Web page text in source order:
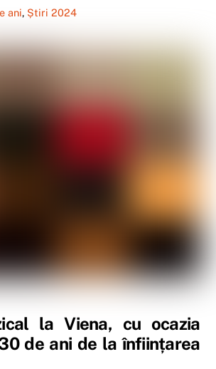
ani, Știri 2024
la Viena, cu ocazia
de ani de la înființarea